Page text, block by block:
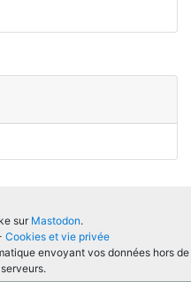
sur Mastodon.
Cookies et vie privée
envoyant vos données hors de